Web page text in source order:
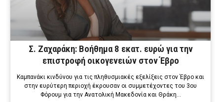
Σ. Ζαχαράκη: Βοήθημα 8 εκατ. ευρώ για την
επιστροφή οικογενειών στον Έβρο
Καμπανάκι κινδύνου για τις πληθυσμιακές εξελίξεις στον Έβρο και
στην ευρύτερη περιοχή έκρουσαν οι συμμετέχοντες του 3ου
Φόρουμ για την Ανατολική Μακεδονία και Θράκη…